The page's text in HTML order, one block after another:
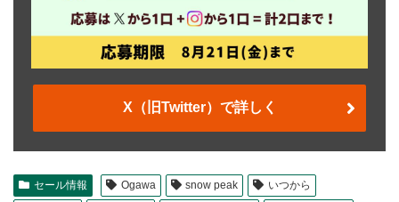
X（旧Twitter）で詳しく
セール情報 Ogawa snow peak
いつから